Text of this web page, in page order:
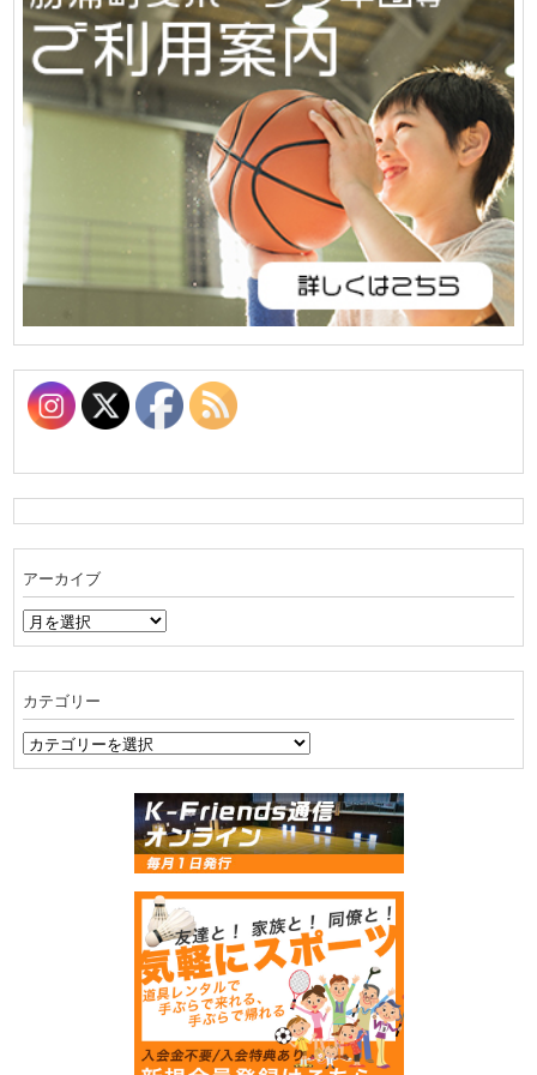
アーカイブ
ア
ー
ブ
カテゴリー
カ
テ